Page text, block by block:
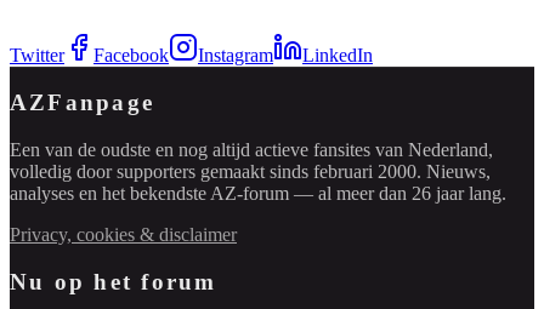
Twitter Facebook Instagram LinkedIn
AZFanpage
Een van de oudste en nog altijd actieve fansites van Nederland,
volledig door supporters gemaakt sinds februari 2000. Nieuws,
analyses en het bekendste AZ-forum — al meer dan 26 jaar lang.
Privacy, cookies & disclaimer
Nu op het forum